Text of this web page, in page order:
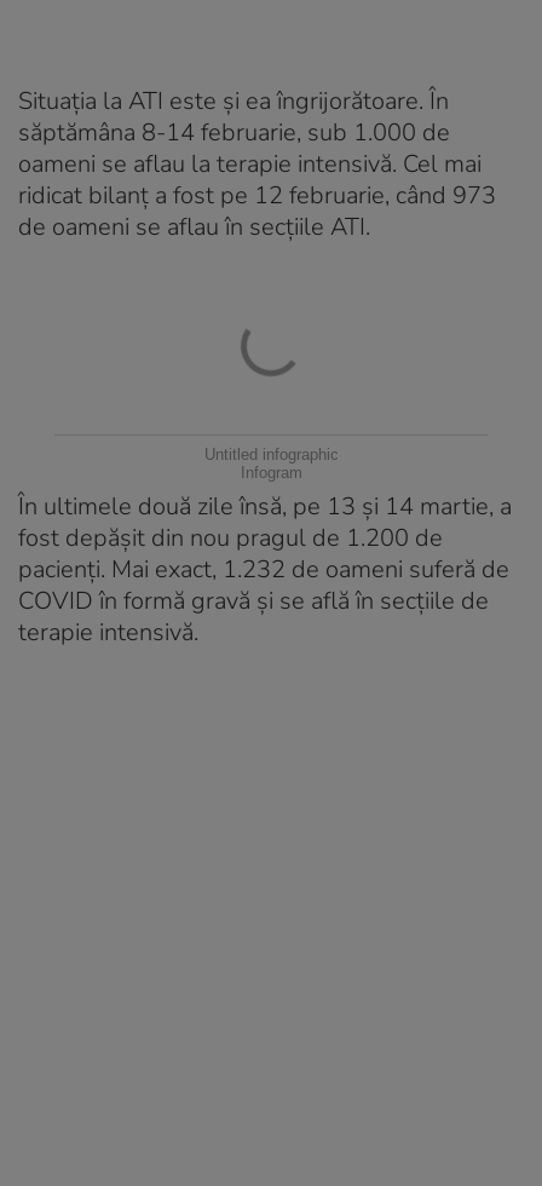
Situația la ATI este și ea îngrijorătoare. În
săptămâna 8-14 februarie, sub 1.000 de
oameni se aflau la terapie intensivă. Cel mai
ridicat bilanț a fost pe 12 februarie, când 973
de oameni se aflau în secțiile ATI.
Untitled infographic
Infogram
În ultimele două zile însă, pe 13 și 14 martie, a
fost depășit din nou pragul de 1.200 de
pacienți. Mai exact, 1.232 de oameni suferă de
COVID în formă gravă și se află în secțiile de
terapie intensivă.